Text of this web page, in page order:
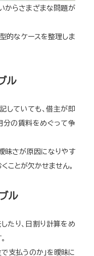
からさまざまな問題が
的なケースを整理しま
ル
していても、借主が即
分の賃料をめぐって争
昧さが原因になりやす
ことが欠かせません。
ル
たり、日割り計算をめ
で支払うのか」を曖昧に